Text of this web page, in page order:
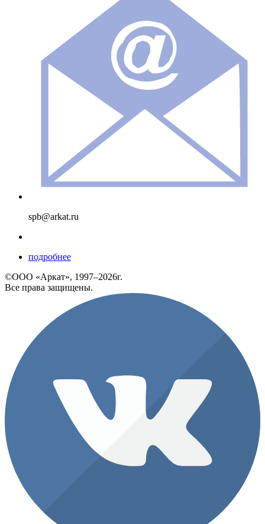
spb@arkat.ru
подробнее
©ООО «Аркат», 1997–2026г.
Все права защищены.